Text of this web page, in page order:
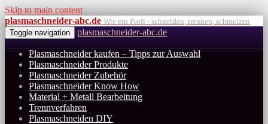
Skip to main content
plasmaschneider-abc.de Wie ein Profi - schneiden, trennen, schmelzen
Toggle navigation
plasmaschneider-abc.de
Plasmaschneider kaufen – Tipps zur Auswahl
Plasmaschneider Produkte
Plasmaschneider Zubehör
Plasmaschneider Know How
Material + Metall Bearbeitung
Trennverfahren
Plasmaschneiden DIY